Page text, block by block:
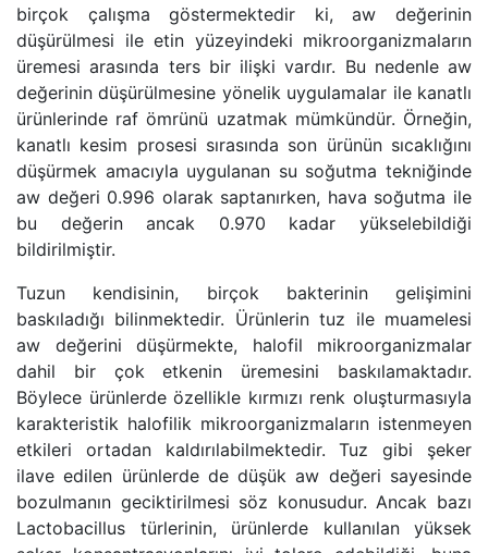
birçok çalışma göstermektedir ki, aw değerinin
düşürülmesi ile etin yüzeyindeki mikroorganizmaların
üremesi arasında ters bir ilişki vardır. Bu nedenle aw
değerinin düşürülmesine yönelik uygulamalar ile kanatlı
ürünlerinde raf ömrünü uzatmak mümkündür. Örneğin,
kanatlı kesim prosesi sırasında son ürünün sıcaklığını
düşürmek amacıyla uygulanan su soğutma tekniğinde
aw değeri 0.996 olarak saptanırken, hava soğutma ile
bu değerin ancak 0.970 kadar yükselebildiği
bildirilmiştir.
Tuzun kendisinin, birçok bakterinin gelişimini
baskıladığı bilinmektedir. Ürünlerin tuz ile muamelesi
aw değerini düşürmekte, halofil mikroorganizmalar
dahil bir çok etkenin üremesini baskılamaktadır.
Böylece ürünlerde özellikle kırmızı renk oluşturmasıyla
karakteristik halofilik mikroorganizmaların istenmeyen
etkileri ortadan kaldırılabilmektedir. Tuz gibi şeker
ilave edilen ürünlerde de düşük aw değeri sayesinde
bozulmanın geciktirilmesi söz konusudur. Ancak bazı
Lactobacillus türlerinin, ürünlerde kullanılan yüksek